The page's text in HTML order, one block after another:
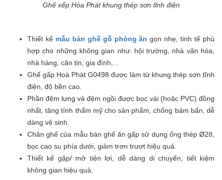
Ghế xếp Hòa Phát khung thép sơn tĩnh điện
Thiết kế mẫu bàn ghế gỗ phòng ăn gọn nhẹ, tinh tế phù
hợp cho những không gian như: hội trường, nhà văn hóa,
nhà hàng, căn tin, gia đình,...
Ghế gấp Hoà Phát G0498 được làm từ khung thép sơn tĩnh
điện, độ bền cao.
Phần đệm lưng và đệm ngồi được bọc vải (hoặc PVC) đồng
nhất, tăng tính thẩm mỹ cho sản phẩm, chống bám bẩn, dễ
dàng vệ sinh.
Chân ghế của mẫu bàn ghế ăn gấp sử dụng ống thép Ø28,
bọc cao su phía dưới, giảm trơn trượt hiệu quả.
Thiết kế gập/ mở tiện lợi, dễ dàng di chuyển, tiết kiệm
không gian hiệu quả.